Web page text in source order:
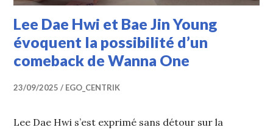
Lee Dae Hwi et Bae Jin Young
évoquent la possibilité d’un
comeback de Wanna One
23/09/2025 EGO_CENTRIK
Lee Dae Hwi s’est exprimé sans détour sur la